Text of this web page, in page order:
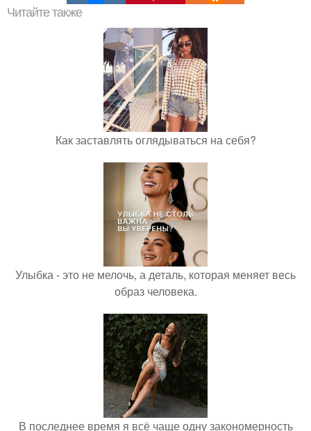
Читайте также
Как заставлять оглядываться на себя?
Улыбка - это не мелочь, а деталь, которая меняет весь
образ человека.
В последнее время я всё чаще одну закономерность